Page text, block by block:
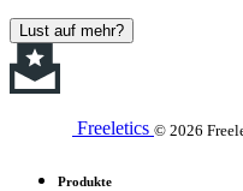
Lust auf mehr?
Freeletics © 2026
Produkte